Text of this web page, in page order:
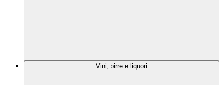
Vini, birre e liquori